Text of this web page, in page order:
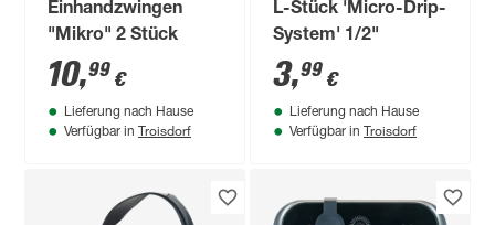
Einhandzwingen
"Mikro" 2 Stück
10,99 €
Lieferung nach Hause
Verfügbar in Troisdorf
L-Stück 'Micro-Drip-
System' 1/2"
3,99 €
Lieferung nach Hause
Verfügbar in Troisdorf